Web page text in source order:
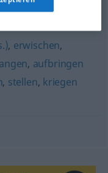
, erwischen,
, aufbringen
, stellen, kriegen